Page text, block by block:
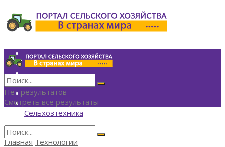
Инвестиции
Агрономия
Политика
Финансы
Технологии
Экономика
Сельхозтехника
Нет результатов
Нет результатов
Смотреть все результаты
Главная Технологии